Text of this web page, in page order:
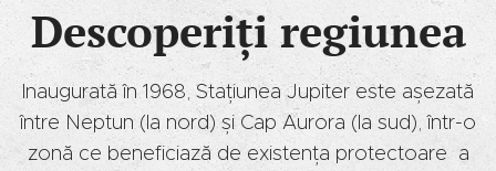
Descoperiți regiunea
Inaugurată în 1968, Stațiunea Jupiter este așezată
între Neptun (la nord) și Cap Aurora (la sud), într-o
zonă ce beneficiază de existența protectoare a